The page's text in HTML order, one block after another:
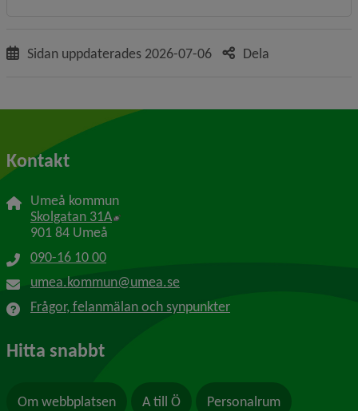
Sidan uppdaterades 2026-07-06 Dela
Kontakt
Umeå kommun
Skolgatan 31A Länk till annan webbplats, öppnas i nytt
901 84 Umeå
090-16 10 00
umea.kommun@umea.se
Frågor, felanmälan och synpunkter
Hitta snabbt
Om webbplatsen A till Ö Personalrum